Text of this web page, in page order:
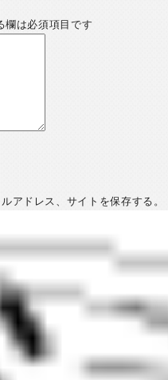
欄は必須項目です
アドレス、サイトを保存する。